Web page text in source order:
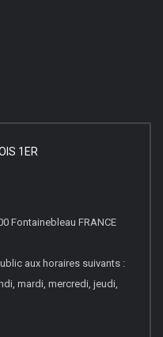
1ER
Fontainebleau FRANCE
aux horaires suivants :
mardi, mercredi, jeudi,